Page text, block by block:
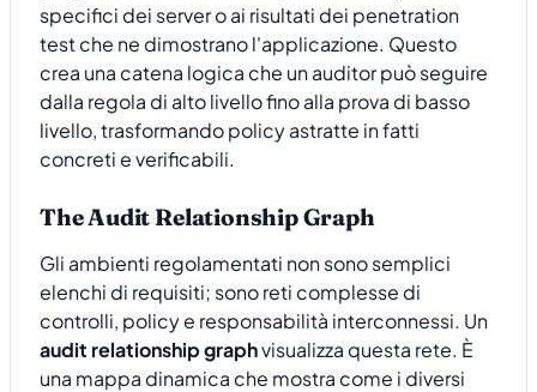
specifici dei server o ai risultati dei penetration
test che ne dimostrano l'applicazione. Questo
crea una catena logica che un auditor può seguire
dalla regola di alto livello fino alla prova di basso
livello, trasformando policy astratte in fatti
concreti e verificabili.
The Audit Relationship Graph
Gli ambienti regolamentati non sono semplici
elenchi di requisiti; sono reti complesse di
controlli, policy e responsabilità interconnessi. Un
audit relationship graphvisualizza questa rete. È
una mappa dinamica che mostra come i diversi